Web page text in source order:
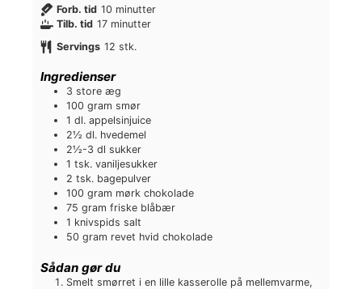
Forb. tid 10 m
i
u
t
e
minutter
Tilb. tid 17m
n
t
t
e
r
minutter
Servings 12 stk.
Ingredienser
3 store æg
100 gram smør
1 dl. appelsinjuice
2½ dl. hvedemel
2½-3 dl sukker
1 tsk. vaniljesukker
2 tsk. bagepulver
100 gram mørk chokolade
75 gram friske blåbær
1 knivspids salt
50 gram revet hvid chokolade
Sådan gør du
Smelt smørret i en lille kasserolle på mellemvarme,